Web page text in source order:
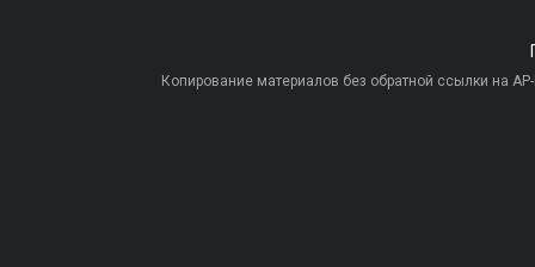
Копирование материалов без обратной ссылки на